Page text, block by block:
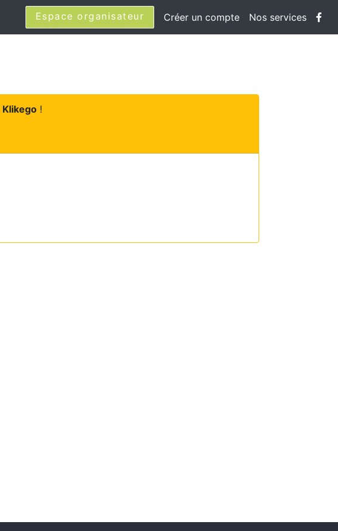
Espace organisateur Créer un compte Nos services
Klikego!